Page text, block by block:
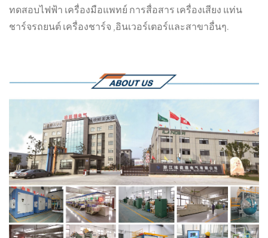
ทดสอบไฟฟ้า เครื่องมือแพทย์ การสื่อสาร เครื่องเสียง แท่น
ชาร์จรถยนต์ เครื่องชาร์จ ,อินเวอร์เตอร์และสาขาอื่นๆ.